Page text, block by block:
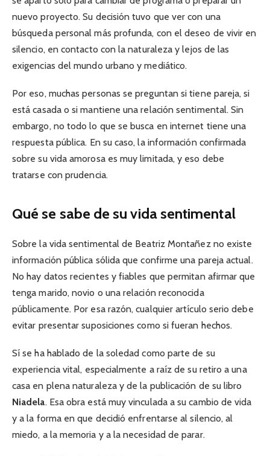
nuevo proyecto. Su decisión tuvo que ver con una
búsqueda personal más profunda, con el deseo de vivir en
silencio, en contacto con la naturaleza y lejos de las
exigencias del mundo urbano y mediático.
Por eso, muchas personas se preguntan si tiene pareja, si
está casada o si mantiene una relación sentimental. Sin
embargo, no todo lo que se busca en internet tiene una
respuesta pública. En su caso, la información confirmada
sobre su vida amorosa es muy limitada, y eso debe
tratarse con prudencia.
Qué se sabe de su vida sentimental
Sobre la vida sentimental de Beatriz Montañez no existe
información pública sólida que confirme una pareja actual.
No hay datos recientes y fiables que permitan afirmar que
tenga marido, novio o una relación reconocida
públicamente. Por esa razón, cualquier artículo serio debe
evitar presentar suposiciones como si fueran hechos.
Sí se ha hablado de la soledad como parte de su
experiencia vital, especialmente a raíz de su retiro a una
casa en plena naturaleza y de la publicación de su libro
Niadela. Esa obra está muy vinculada a su cambio de vida
y a la forma en que decidió enfrentarse al silencio, al
miedo, a la memoria y a la necesidad de parar.